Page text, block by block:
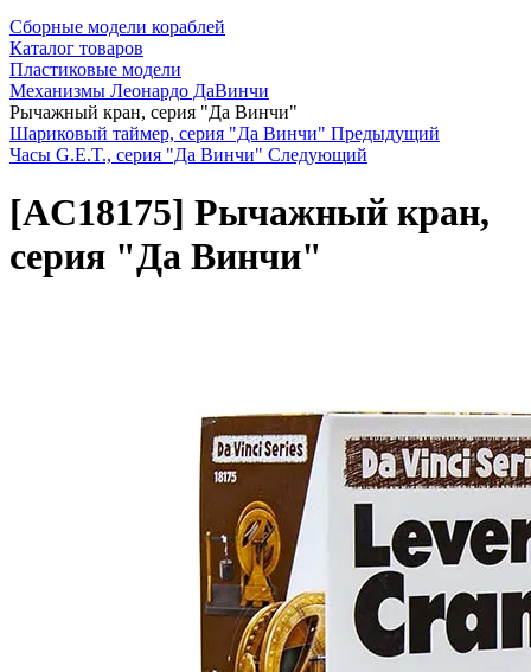
Сборные модели кораблей
Каталог товаров
Пластиковые модели
Механизмы Леонардо ДаВинчи
Рычажный кран, серия "Да Винчи"
Шариковый таймер, серия "Да Винчи" Предыдущий
Часы G.E.T., серия "Да Винчи" Следующий
[AC18175] Рычажный кран,
серия "Да Винчи"